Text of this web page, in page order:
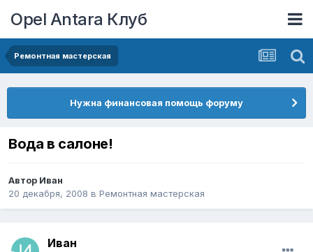
Opel Antara Клуб
Ремонтная мастерская
Нужна финансовая помощь форуму
Вода в салоне!
Автор Иван
20 декабря, 2008 в Ремонтная мастерская
Иван